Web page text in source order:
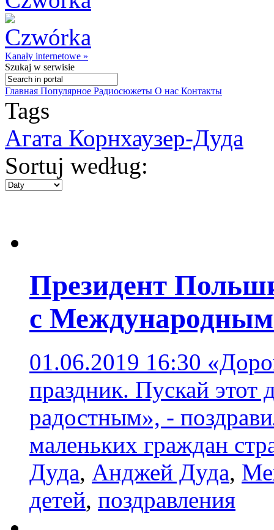
Kanały internetowe »
Szukaj w serwisie
Главная Популярное Радиосюжеты О нас Контакты
Tags
Агата Корнхаузер-Дуда
Sortuj według:
Президент
с
01.06.2019 16:30
праздник. Пускай этот
радостным», -
маленьких граждан
Дуда, Анджей Дуда,
детей, поздравления